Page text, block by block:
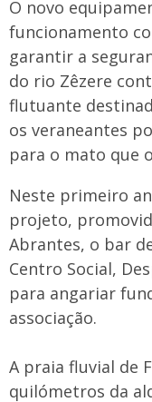
O novo
funcionamento
garantir a
do rio Zêzere
flutuante
os veraneantes
para o mato que
Neste primeiro
projeto,
Abrantes, o bar
Centro Social,
para angariar
associação.
A praia fluvial de
quilómetros da